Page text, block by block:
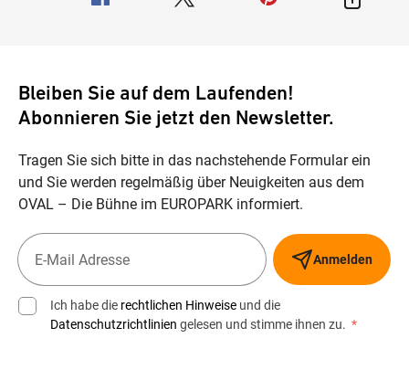
Bleiben Sie auf dem Laufenden!
Abonnieren Sie jetzt den Newsletter.
Tragen Sie sich bitte in das nachstehende Formular ein
und Sie werden regelmäßig über Neuigkeiten aus dem
OVAL – Die Bühne im EUROPARK informiert.
Anmelden
Ich habe die rechtlichen Hinweise und die
Datenschutzrichtlinien gelesen und stimme ihnen zu. *